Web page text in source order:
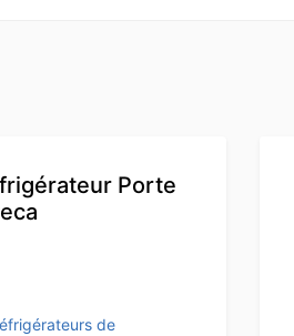
Porte
de